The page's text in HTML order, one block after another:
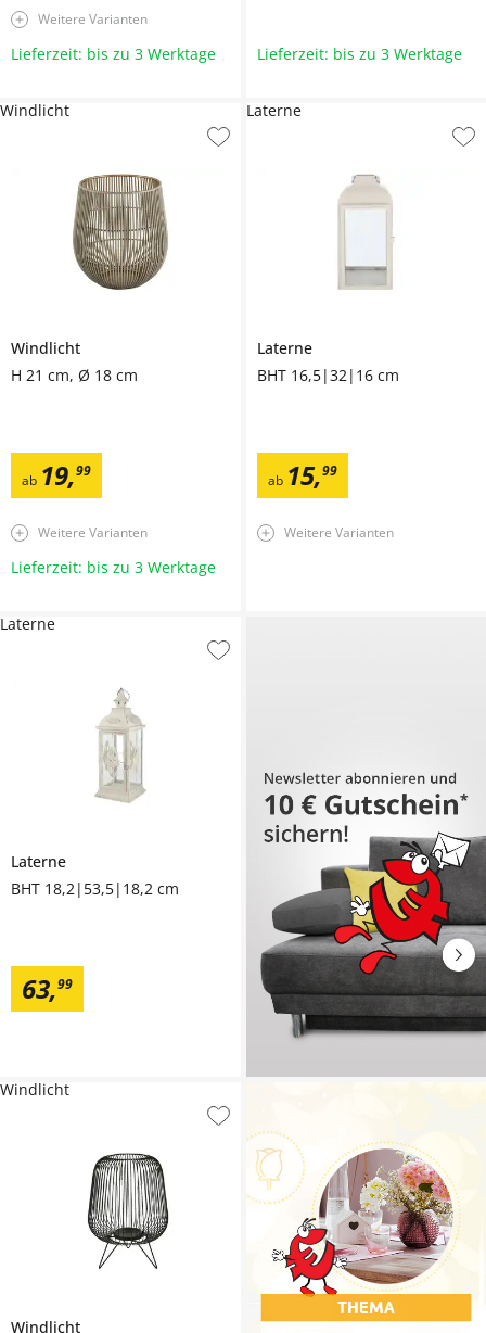
Weitere Varianten
Lieferzeit: bis zu 3 Werktage Lieferzeit: bis zu 3 Werktage
Windlicht
H 21 cm, Ø 18 cm
ab 19,99
Windlicht
Weitere Varianten
Lieferzeit: bis zu 3 Werktage
Laterne
BHT 16,5|32|16 cm
ab 15,99
Laterne
Weitere Varianten
Laterne
BHT 18,2|53,5|18,2 cm
63,99
Laterne
Windlicht
Windlicht